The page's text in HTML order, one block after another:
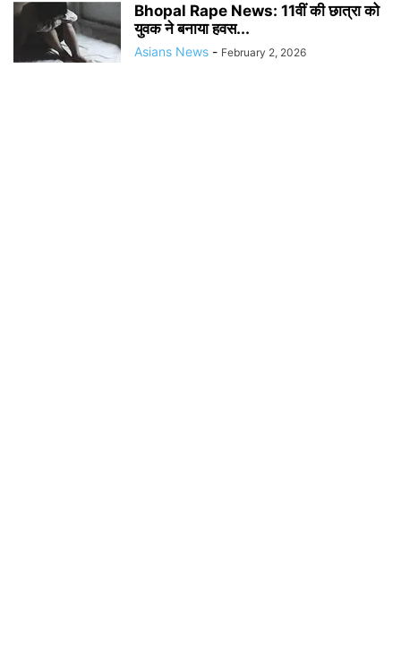
Bhopal Rape News: 11वीं की छात्रा को
युवक ने बनाया हवस...
Asians News - February 2, 2026